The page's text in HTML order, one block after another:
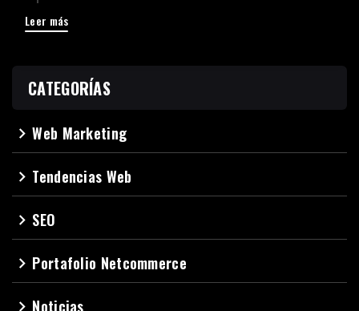
Leer más
CATEGORÍAS
navigate_nextWeb Marketing
navigate_next Tendencias Web
navigate_next SEO
navigate_next Portafolio Netcommerce
navigate_next Noticias